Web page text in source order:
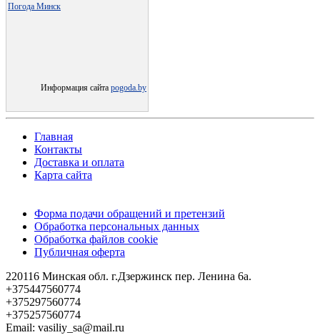
Погода Минск
Информация сайта pogoda.by
Главная
Контакты
Доставка и оплата
Карта сайта
Форма подачи обращений и претензий
Обработка персональных данных
Обработка файлов cookie
Публичная оферта
220116 Минская обл. г.Дзержинск пер. Ленина 6а.
+375447560774
+375297560774
+375257560774
Email: vasiliy_sa@mail.ru